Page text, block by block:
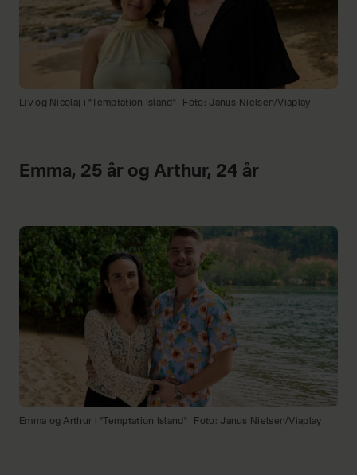
Liv og Nicolaj i "Temptation Island" Foto: Janus Nielsen/Viaplay
Emma, 25 år og Arthur, 24 år
Emma og Arthur i "Temptation Island" Foto: Janus Nielsen/Viaplay